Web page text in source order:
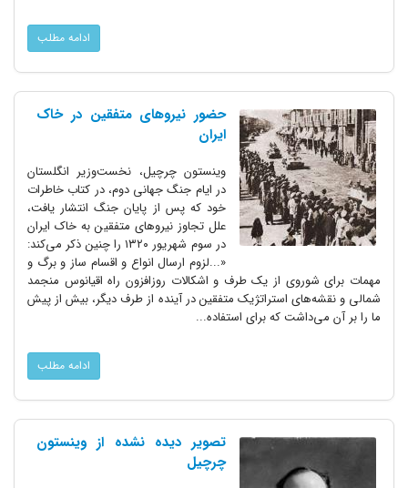
ادامه مطلب
حضور نیروهای متفقین در خاک
ایران
وینستون چرچیل، نخست‌وزیر انگلستان
در ایام جنگ جهانی دوم، در کتاب خاطرات
خود که پس از پایان جنگ انتشار یافت،
علل تجاوز نیروهای متفقین به خاک ایران
در سوم شهریور ۱۳۲۰ را چنین ذکر می‌کند:
«...لزوم ارسال انواع و اقسام ساز و برگ و
مهمات برای شوروی از یک طرف و اشکالات روزافزون راه اقیانوس منجمد
شمالی و نقشه‌های استراتژیک متفقین در آینده از طرف دیگر، بیش از پیش
ما را بر آن می‌داشت که برای استفاده...
ادامه مطلب
تصویر دیده نشده از وینستون
چرچیل